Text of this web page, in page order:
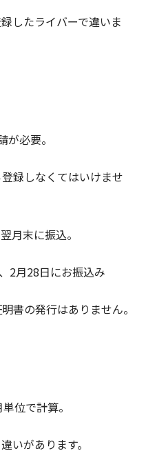
したライバーで違いま
必要。
録しなくてはいけませ
月末に振込。
2月28日にお振込み
書の発行はありません。
位で計算。
いがあります。